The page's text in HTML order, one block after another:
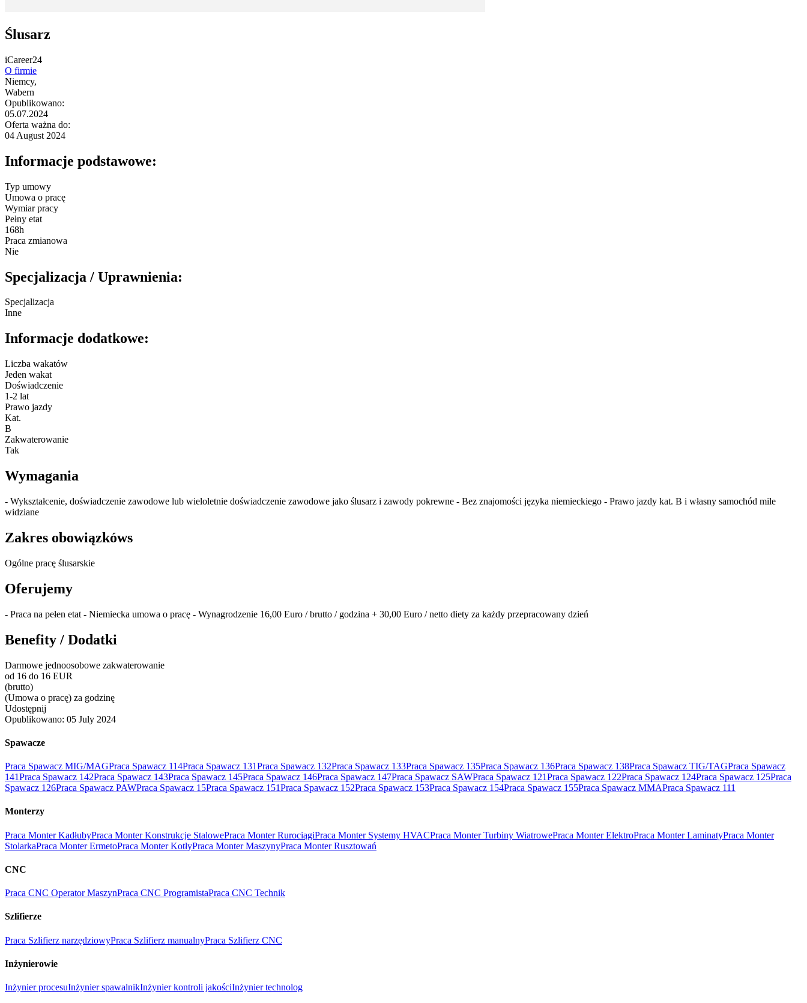
Ślusarz
iCareer24
O firmie
Niemcy,
Wabern
Opublikowano:
05.07.2024
Oferta ważna do:
04 August 2024
Informacje podstawowe:
Typ umowy
Umowa o pracę
Wymiar pracy
Pełny etat
168h
Praca zmianowa
Nie
Specjalizacja / Uprawnienia:
Specjalizacja
Inne
Informacje dodatkowe:
Liczba wakatów
Jeden wakat
Doświadczenie
1-2 lat
Prawo jazdy
Kat.
B
Zakwaterowanie
Tak
Wymagania
- Wykształcenie, doświadczenie zawodowe lub wieloletnie doświadczenie zawodowe jako ślusarz i zawody pokrewne - Bez znajomości języka niemieckiego - Prawo jazdy kat. B i własny samochód mile
widziane
Zakres obowiązkóws
Ogólne pracę ślusarskie
Oferujemy
- Praca na pełen etat - Niemiecka umowa o pracę - Wynagrodzenie 16,00 Euro / brutto / godzina + 30,00 Euro / netto diety za każdy przepracowany dzień
Benefity / Dodatki
Darmowe jednoosobowe zakwaterowanie
od 16 do 16 EUR
(brutto)
(Umowa o pracę) za godzinę
Udostępnij
Opublikowano: 05 July 2024
Spawacze
Praca Spawacz MIG/MAGPraca Spawacz 114Praca Spawacz 131Praca Spawacz 132Praca Spawacz 133Praca Spawacz 135Praca Spawacz 136Praca Spawacz 138Praca Spawacz TIG/TAGPraca Spawacz
141Praca Spawacz 142Praca Spawacz 143Praca Spawacz 145Praca Spawacz 146Praca Spawacz 147Praca Spawacz SAWPraca Spawacz 121Praca Spawacz 122Praca Spawacz 124Praca Spawacz 125Praca
Spawacz 126Praca Spawacz PAWPraca Spawacz 15Praca Spawacz 151Praca Spawacz 152Praca Spawacz 153Praca Spawacz 154Praca Spawacz 155Praca Spawacz MMAPraca Spawacz 111
Monterzy
Praca Monter KadłubyPraca Monter Konstrukcje StalowePraca Monter RurociągiPraca Monter Systemy HVACPraca Monter Turbiny WiatrowePraca Monter ElektroPraca Monter LaminatyPraca Monter
StolarkaPraca Monter ErmetoPraca Monter KotłyPraca Monter MaszynyPraca Monter Rusztowań
CNC
Praca CNC Operator MaszynPraca CNC ProgramistaPraca CNC Technik
Szlifierze
Praca Szlifierz narzędziowyPraca Szlifierz manualnyPraca Szlifierz CNC
Inżynierowie
Inżynier procesuInżynier spawalnikInżynier kontroli jakościInżynier technolog